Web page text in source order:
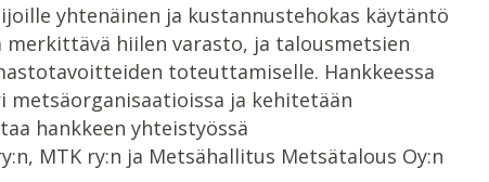
yhtenäinen ja kustannustehokas käytäntö
hiilen varasto, ja talousmetsien
toteuttamiselle. Hankkeessa
ja kehitetään
hankkeen yhteistyössä
MTK ry:n ja Metsähallitus Metsätalous Oy:n